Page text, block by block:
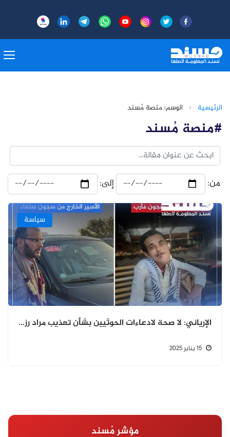
الرئيسية › الوسم: منصة مُسند
#منصة مُسند
من: إلى:
سياسة
الإرياني: لا صحة لادعاءات الحوثيين بشأن تعذيب مراد رزق في مأرب
مؤشر مُسند